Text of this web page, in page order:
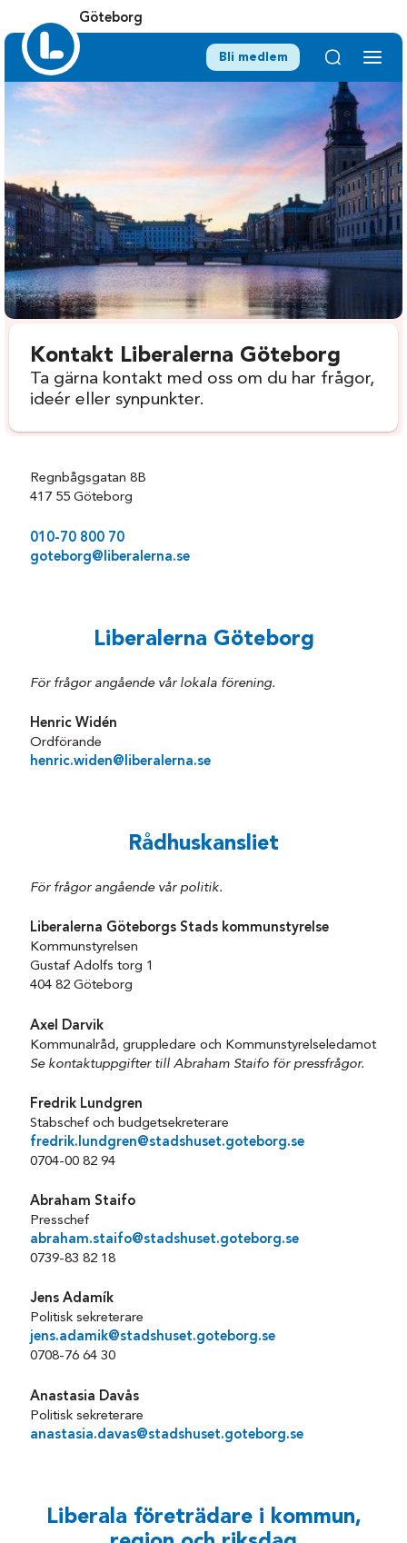
Göteborg
Bli medlem
Kontakt Liberalerna Göteborg
Ta gärna kontakt med oss om du har frågor,
ideér eller synpunkter.
Regnbågsgatan 8B
417 55 Göteborg
010-70 800 70
goteborg@liberalerna.se
Liberalerna Göteborg
För frågor angående vår lokala förening.
Henric Widén
Ordförande
henric.widen@liberalerna.se
Rådhuskansliet
För frågor angående vår politik.
Liberalerna Göteborgs Stads kommunstyrelse
Kommunstyrelsen
Gustaf Adolfs torg 1
404 82 Göteborg
Axel Darvik
Kommunalråd, gruppledare och Kommunstyrelseledamot
Se kontaktuppgifter till Abraham Staifo för pressfrågor.
Fredrik Lundgren
Stabschef och budgetsekreterare
fredrik.lundgren@stadshuset.goteborg.se
0704-00 82 94
Abraham Staifo
Presschef
abraham.staifo@stadshuset.goteborg.se
0739-83 82 18
Jens Adamík
Politisk sekreterare
jens.adamik@stadshuset.goteborg.se
0708-76 64 30
Anastasia Davås
Politisk sekreterare
anastasia.davas@stadshuset.goteborg.se
Liberala företrädare i kommun,